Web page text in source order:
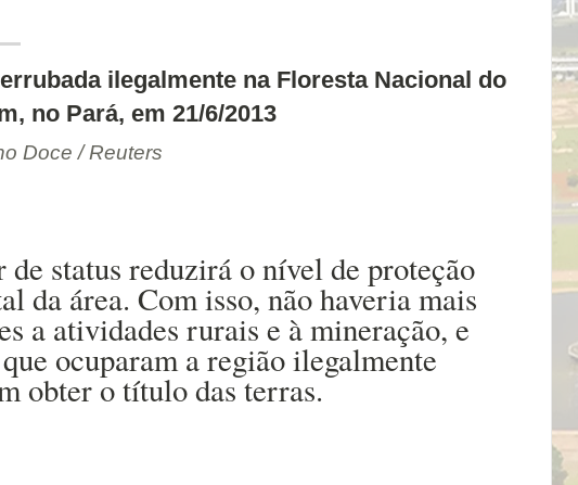
ilegalmente na Floresta Nacional do
no Pará, em 21/6/2013
Doce / Reuters
status reduzirá o nível de proteção
da área. Com isso, não haveria mais
a atividades rurais e à mineração, e
ocuparam a região ilegalmente
obter o título das terras.